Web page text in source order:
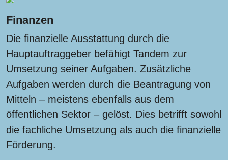
Finanzen
Die finanzielle Ausstattung durch die
Hauptauftraggeber befähigt Tandem zur
Umsetzung seiner Aufgaben. Zusätzliche
Aufgaben werden durch die Beantragung von
Mitteln – meistens ebenfalls aus dem
öffentlichen Sektor – gelöst. Dies betrifft sowohl
die fachliche Umsetzung als auch die finanzielle
Förderung.